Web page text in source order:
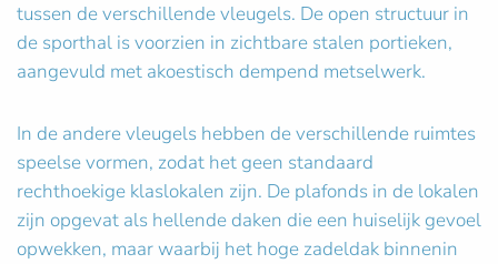
tussen de verschillende vleugels. De open structuur in
de sporthal is voorzien in zichtbare stalen portieken,
aangevuld met akoestisch dempend metselwerk.
In de andere vleugels hebben de verschillende ruimtes
speelse vormen, zodat het geen standaard
rechthoekige klaslokalen zijn. De plafonds in de lokalen
zijn opgevat als hellende daken die een huiselijk gevoel
opwekken, maar waarbij het hoge zadeldak binnenin